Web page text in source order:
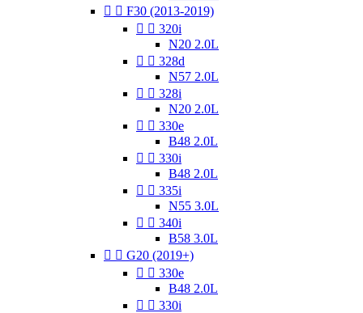
  F30 (2013-2019)
  320i
N20 2.0L
  328d
N57 2.0L
  328i
N20 2.0L
  330e
B48 2.0L
  330i
B48 2.0L
  335i
N55 3.0L
  340i
B58 3.0L
  G20 (2019+)
  330e
B48 2.0L
  330i